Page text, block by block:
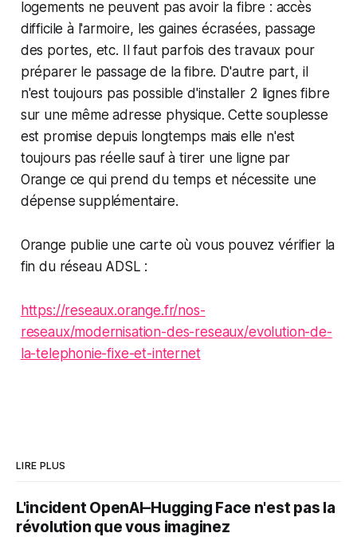
logements ne peuvent pas avoir la fibre : accès
difficile à l'armoire, les gaines écrasées, passage
des portes, etc. Il faut parfois des travaux pour
préparer le passage de la fibre. D'autre part, il
n'est toujours pas possible d'installer 2 lignes fibre
sur une même adresse physique. Cette souplesse
est promise depuis longtemps mais elle n'est
toujours pas réelle sauf à tirer une ligne par
Orange ce qui prend du temps et nécessite une
dépense supplémentaire.
Orange publie une carte où vous pouvez vérifier la
fin du réseau ADSL :
https://reseaux.orange.fr/nos-
reseaux/modernisation-des-reseaux/evolution-de-
la-telephonie-fixe-et-internet
LIRE PLUS
L'incident OpenAI–Hugging Face n'est pas la
révolution que vous imaginez